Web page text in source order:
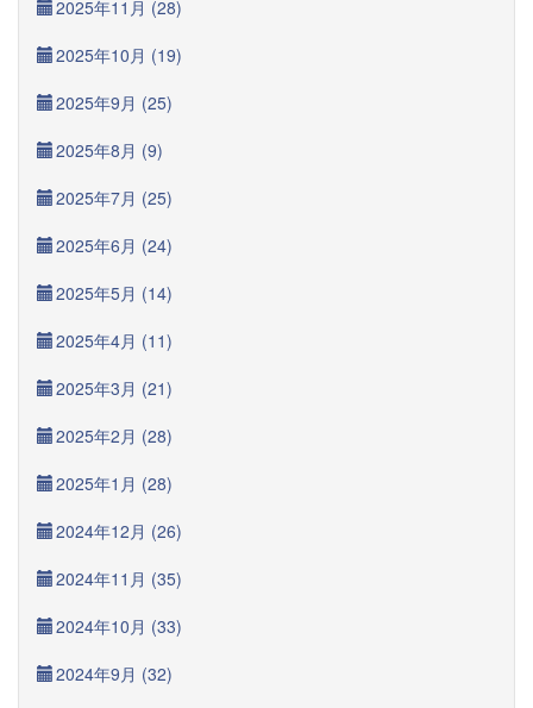
2025年11月 (28)
2025年10月 (19)
2025年9月 (25)
2025年8月 (9)
2025年7月 (25)
2025年6月 (24)
2025年5月 (14)
2025年4月 (11)
2025年3月 (21)
2025年2月 (28)
2025年1月 (28)
2024年12月 (26)
2024年11月 (35)
2024年10月 (33)
2024年9月 (32)